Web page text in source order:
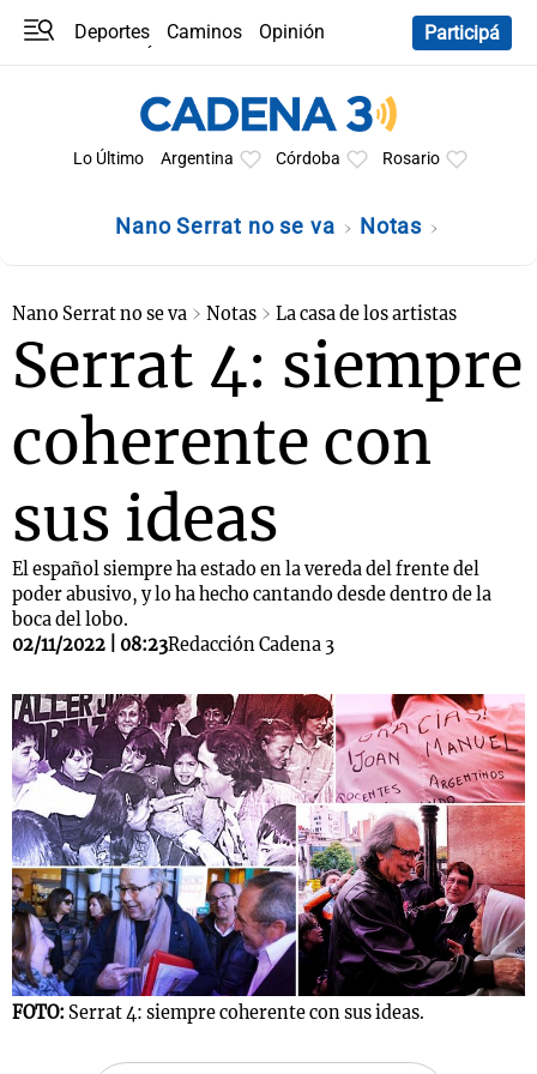
Deportes Caminos
Opinión
Participá
Lo Último Argentina Córdoba Rosario
Nano Serrat no se va Notas
Nano Serrat no se va Notas La casa de los artistas
Serrat 4: siempre
coherente con
sus ideas
El español siempre ha estado en la vereda del frente del
poder abusivo, y lo ha hecho cantando desde dentro de la
boca del lobo.
02/11/2022 | 08:23Redacción Cadena 3
FOTO: Serrat 4: siempre coherente con sus ideas.